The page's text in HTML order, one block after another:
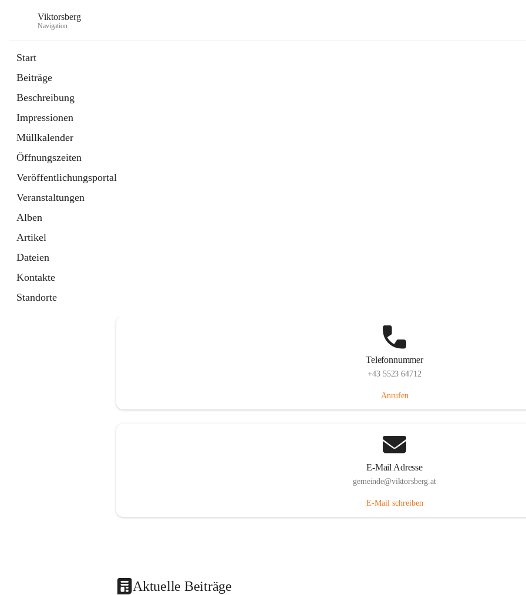
Viktorsberg
Navigation
Start
Beiträge
Beschreibung
Impressionen
Müllkalender
Öffnungszeiten
Veröffentlichungsportal
Veranstaltungen
Alben
Artikel
Dateien
Kontakte
Standorte
Telefonnummer
+43 5523 64712
Anrufen
E-Mail Adresse
gemeinde@viktorsberg.at
E-Mail schreiben
Aktuelle Beiträge